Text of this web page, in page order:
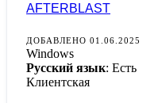
AFTERBLAST
ДОБАВЛЕНО 01.06.2025
Windows
Русский язык: Есть
Клиентская